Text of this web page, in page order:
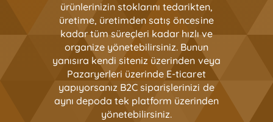
ürünlerinizin stoklarını tedarikten,
üretime, üretimden satış öncesine
kadar tüm süreçleri kadar hızlı ve
organize yönetebilirsiniz. Bunun
yanısıra kendi siteniz üzerinden veya
Pazaryerleri üzerinde E-ticaret
yapıyorsanız B2C siparişlerinizi de
aynı depoda tek platform üzerinden
yönetebilirsiniz.